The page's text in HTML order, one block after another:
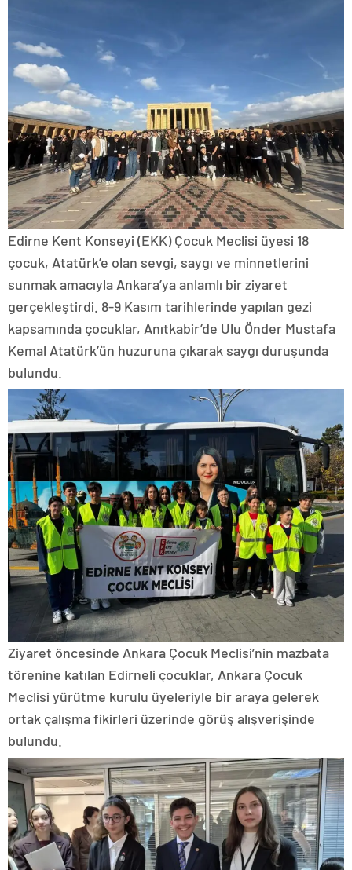
Edirne Kent Konseyi (EKK) Çocuk Meclisi üyesi 18
çocuk, Atatürk’e olan sevgi, saygı ve minnetlerini
sunmak amacıyla Ankara’ya anlamlı bir ziyaret
gerçekleştirdi. 8-9 Kasım tarihlerinde yapılan gezi
kapsamında çocuklar, Anıtkabir’de Ulu Önder Mustafa
Kemal Atatürk’ün huzuruna çıkarak saygı duruşunda
bulundu.
Ziyaret öncesinde Ankara Çocuk Meclisi’nin mazbata
törenine katılan Edirneli çocuklar, Ankara Çocuk
Meclisi yürütme kurulu üyeleriyle bir araya gelerek
ortak çalışma fikirleri üzerinde görüş alışverişinde
bulundu.